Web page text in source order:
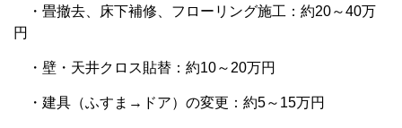
・畳撤去、床下補修、フローリング施工：約20～40万
円
・壁・天井クロス貼替：約10～20万円
・建具（ふすま→ドア）の変更：約5～15万円